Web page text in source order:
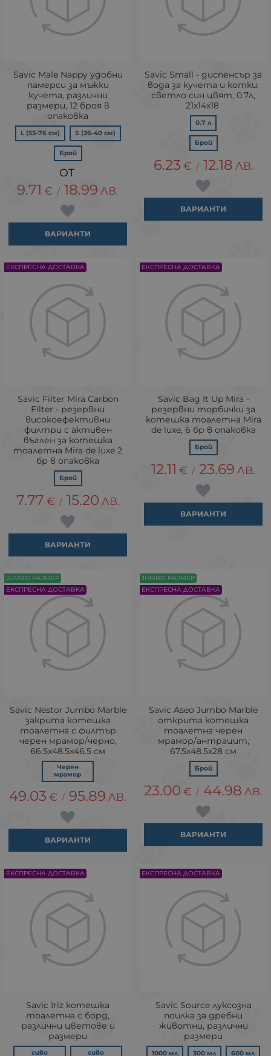
Savic Male Nappy удобни
памерси за мъжки
кучета, различни
размери, 12 броя в
опаковка
L (53-76 см) S (26-40 см)
Брой
9.71 € / 18.99 ЛВ.
ВАРИАНТИ
Savic Small - диспенсър за
вода за кучета и котки,
светло син цвят, 0.7л,
21х14х18
0.7 л
Брой
6.23 € / 12.18 ЛВ.
ВАРИАНТИ
Savic Filter Mira Carbon
Filter - резервни
високоефективни
филтри с активен
въглен за котешка
тоалетна Mira de luxe 2
бр в опаковка
Брой
7.77 € / 15.20 ЛВ.
ВАРИАНТИ
ЕКСПРЕСНА ДОСТАВКА
Savic Bag It Up Mira -
резервни торбички за
котешка тоалетна Mira
de luxe, 6 бр в опаковка
Брой
12.11 € / 23.69 ЛВ.
ВАРИАНТИ
ЕКСПРЕСНА ДОСТАВКА
Savic Nestor Jumbo Marble
закрита котешка
тоалетна с филтър
черен мрамор/черно,
66.5х48.5х46.5 см
Черен
мрамор
49.03 € / 95.89 ЛВ.
ВАРИАНТИ
JUMBO РАЗМЕР
ЕКСПРЕСНА ДОСТАВКА
Savic Aseo Jumbo Marble
открита котешка
тоалетна черен
мрамор/антрацит,
67.5x48.5x28 см
Брой
23.00 € / 44.98 ЛВ.
ВАРИАНТИ
JUMBO РАЗМЕР
ЕКСПРЕСНА ДОСТАВКА
Savic Iriz котешка
тоалетна с борд,
различни цветове и
размери
сиво
сиво
ЕКСПРЕСНА ДОСТАВКА
Savic Source луксозна
поилка за дребни
животни, различни
размери
1000 мл 300 мл 600 мл
ЕКСПРЕСНА ДОСТАВКА